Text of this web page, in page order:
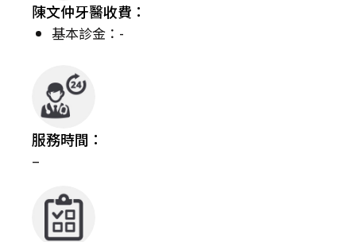
陳文仲牙醫收費：
基本診金：-
服務時間：
–